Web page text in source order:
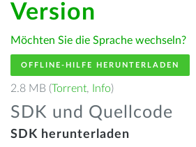
Version
Möchten Sie die Sprache wechseln?
OFFLINE-HILFE HERUNTERLADEN
2.8 MB (Torrent, Info)
SDK und Quellcode
SDK herunterladen